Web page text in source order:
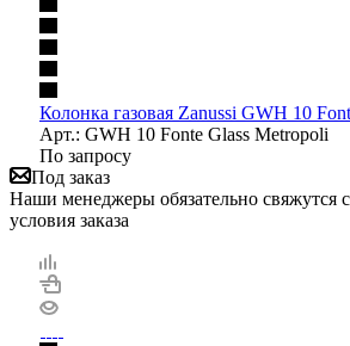
Колонка газовая Zanussi GWH 10
Арт.: GWH 10 Fonte Glass Metropoli
По запросу
Под заказ
Наши менеджеры обязательно свяжутся
условия заказа